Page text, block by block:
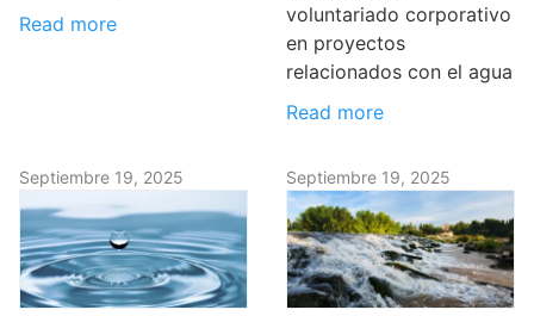
Read more
voluntariado corporativo
en proyectos
relacionados con el agua
Read more
Septiembre 19, 2025 Septiembre 19, 2025